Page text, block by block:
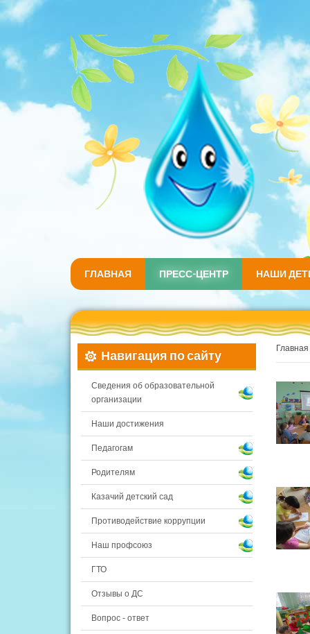
ГЛАВНАЯ ПРЕСС-ЦЕНТР НАШИ
Главная
Навигация по сайту
Сведения об образовательной
организации
Наши достижения
Педагогам
Родителям
Казачий детский сад
Противодействие коррупции
Наш профсоюз
ГТО
Отзывы о ДС
Вопрос - ответ